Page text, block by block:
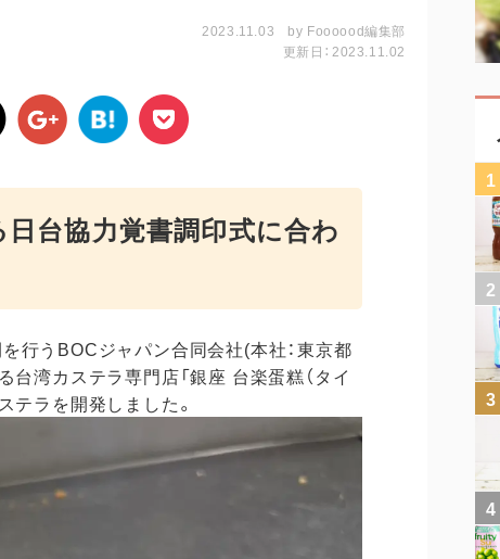
2023.11.03 by Foooood編集部
更新日：2023.11.02
台協力覚書調印式に合わ
行うBOCジャパン合同会社(本社：東京都
台湾カステラ専門店「銀座 台楽蛋糕（タイ
テラを開発しました。